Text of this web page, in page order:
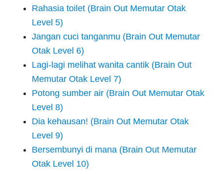
Rahasia toilet (Brain Out Memutar Otak
Level 5)
Jangan cuci tanganmu (Brain Out Memutar
Otak Level 6)
Lagi-lagi melihat wanita cantik (Brain Out
Memutar Otak Level 7)
Potong sumber air (Brain Out Memutar Otak
Level 8)
Dia kehausan! (Brain Out Memutar Otak
Level 9)
Bersembunyi di mana (Brain Out Memutar
Otak Level 10)